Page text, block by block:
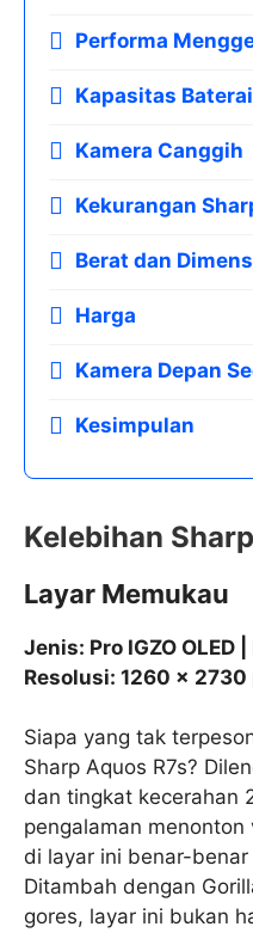
Performa
Kapasitas
Kamera Canggih
Kekurangan
Berat dan
Harga
Kamera Depan
Kesimpulan
Kelebihan
Layar Memukau
Jenis: Pro IGZO OLED
Resolusi: 1260 x 2730
Siapa yang tak
Sharp Aquos R7s?
dan tingkat kecerahan
pengalaman
di layar ini benar-
Ditambah dengan
gores, layar ini bukan